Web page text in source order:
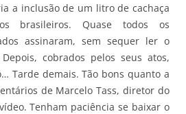
a inclusão de um litro de cachaça
brasileiros. Quase todos os
assinaram, sem sequer ler o
cobrados pelos seus atos,
Tarde demais. Tão bons quanto a
de Marcelo Tass, diretor do
Tenham paciência se baixar o